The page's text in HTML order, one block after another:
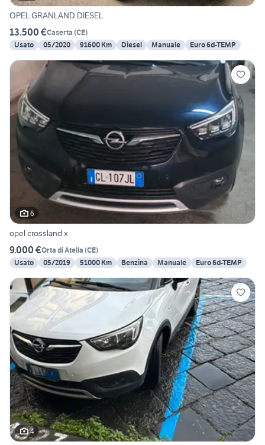
OPEL GRANLAND DIESEL
13.500 €Caserta (CE)
Usato
05/2020 91600 Km Diesel Manuale Euro 6d-TEMP
6
opel crossland x
9.000 €Orta di Atella (CE)
Usato
05/2019 51000 Km Benzina Manuale Euro 6d-TEMP
4